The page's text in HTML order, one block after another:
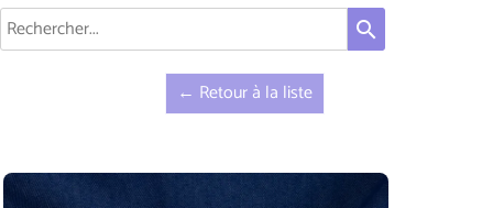
search
← Retour à la liste